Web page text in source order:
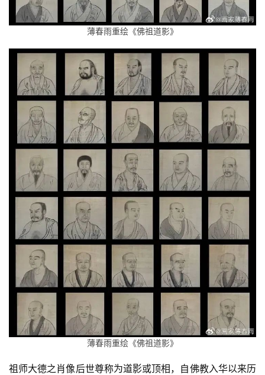
薄春雨重绘《佛祖道影》
薄春雨重绘《佛祖道影》
祖师大德之肖像后世尊称为道影或顶相，自佛教入华以来历